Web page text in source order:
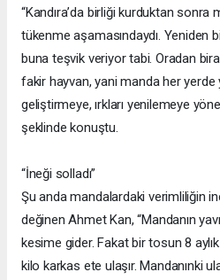
“Kandıra’da birliği kurduktan sonra
tükenme aşamasındaydı. Yeniden
buna teşvik veriyor tabi. Oradan
fakir hayvan, yani manda her yerde
geliştirmeye, ırkları yenilemeye
şeklinde konuştu.
“İneği solladı”
Şu anda mandalardaki verimliliğin
değinen Ahmet Kan, “Mandanın
kesime gider. Fakat bir tosun 8
kilo karkas ete ulaşır. Mandanınki